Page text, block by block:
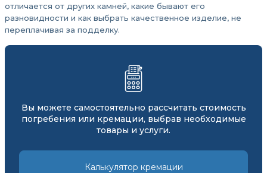
отличается от других камней, какие бывают его
разновидности и как выбрать качественное изделие, не
переплачивая за подделку.
Вы можете самостоятельно рассчитать стоимость
погребения или кремации, выбрав необходимые
товары и услуги.
Калькулятор кремации